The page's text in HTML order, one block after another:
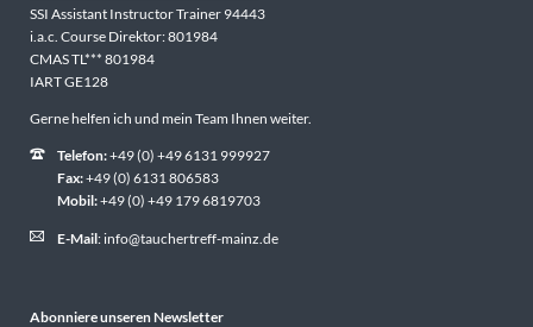
SSI Assistant Instructor Trainer 94443
i.a.c. Course Direktor: 801984
CMAS TL*** 801984
IART GE128
Gerne helfen ich und mein Team Ihnen weiter.
Telefon:+49 (0) +49 6131 999927
Fax:+49 (0) 6131 806583
Mobil:+49 (0) +49 179 6819703
E-Mail: info@tauchertreff-mainz.de
Abonniere unseren Newsletter